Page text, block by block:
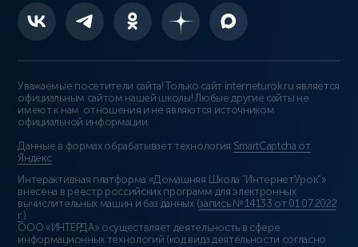
Уважаемые посетители сайта! Только сайт interneturok.ru является
официальным сайтом нашей школы! Любые другие сайты не
имеют к нам отношения и не являются источником
официальной информации.
Данные в формах обрабатывает технология SmartCaptcha от
Яндекс
Интерактивная платформа «Домашняя Школа “ИнтернетУрок”»
внесена в реестр российских программ для электронных
вычислительных машин и баз данных (запись № 14133 от 01.07.2022
г. ).
ООО «ИНТЕРДА» осуществляет деятельность в сфере
информационных технологий (код вида деятельности согласно